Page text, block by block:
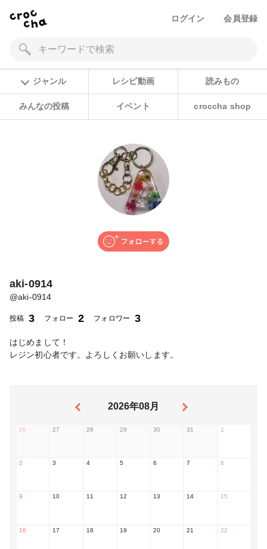
ログイン 会員登録
ジャンル レシピ動画 読みもの
みんなの投稿 イベント croccha shop
aki-0914
@aki-0914
投稿 3 フォロー 2 フォロワー 3
はじめまして！
レジン初心者です。よろしくお願いします。
2026年08月
26 27 28 29 30 31 1
2 3 4 5 6 7 8
9 10 11 12 13 14 15
16 17 18 19 20 21 22